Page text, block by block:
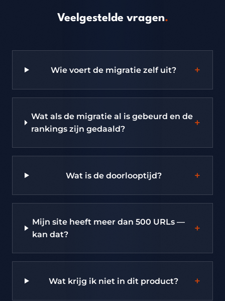
Veelgestelde vragen.
Wie voert de migratie zelf uit? +
Wat als de migratie al is gebeurd en de
rankings zijn gedaald?
+
Wat is de doorlooptijd? +
Mijn site heeft meer dan 500 URLs —
kan dat?
+
Wat krijg ik niet in dit product? +